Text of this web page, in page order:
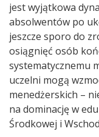
jest wyjątkowa
absolwentów po
jeszcze sporo do
osiągnięć osób
systematycznemu
uczelni mogą
menedżerskich –
na dominację w
Środkowej i